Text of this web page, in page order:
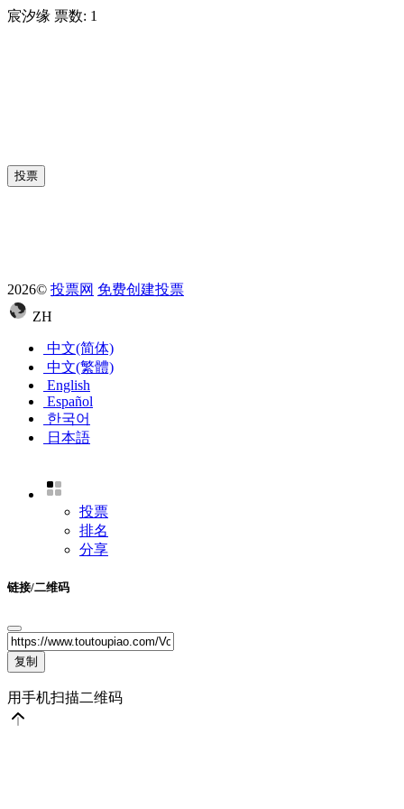
宸汐缘 票数: 1
投票
2026© 投票网 免费创建投票
ZH
中文(简体)
中文(繁體)
English
Español
한국어
日本語
投票
排名
分享
链接/二维码
复制
用手机扫描二维码